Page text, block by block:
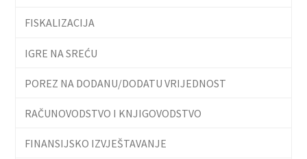
FISKALIZACIJA
IGRE NA SREĆU
POREZ NA DODANU/DODATU VRIJEDNOST
RAČUNOVODSTVO I KNJIGOVODSTVO
FINANSIJSKO IZVJEŠTAVANJE